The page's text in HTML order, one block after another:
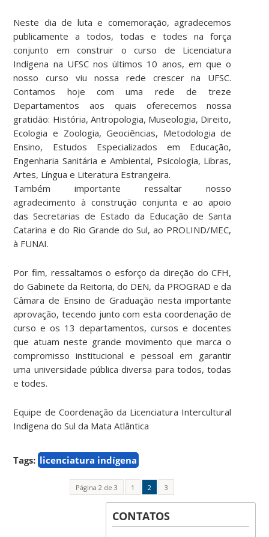
Neste dia de luta e comemoração, agradecemos
publicamente a todos, todas e todes na força
conjunto em construir o curso de Licenciatura
Indígena na UFSC nos últimos 10 anos, em que o
nosso curso viu nossa rede crescer na UFSC.
Contamos hoje com uma rede de treze
Departamentos aos quais oferecemos nossa
gratidão: História, Antropologia, Museologia, Direito,
Ecologia e Zoologia, Geociências, Metodologia de
Ensino, Estudos Especializados em Educação,
Engenharia Sanitária e Ambiental, Psicologia, Libras,
Artes, Língua e Literatura Estrangeira.
Também importante ressaltar nosso
agradecimento à construção conjunta e ao apoio
das Secretarias de Estado da Educação de Santa
Catarina e do Rio Grande do Sul, ao PROLIND/MEC,
à FUNAI.
Por fim, ressaltamos o esforço da direção do CFH,
do Gabinete da Reitoria, do DEN, da PROGRAD e da
Câmara de Ensino de Graduação nesta importante
aprovação, tecendo junto com esta coordenação de
curso e os 13 departamentos, cursos e docentes
que atuam neste grande movimento que marca o
compromisso institucional e pessoal em garantir
uma universidade pública diversa para todos, todas
e todes.
Equipe de Coordenação da Licenciatura Intercultural
Indígena do Sul da Mata Atlântica
Tags: licenciatura indígena
Página 2 de 3 1 2 3
CONTATOS